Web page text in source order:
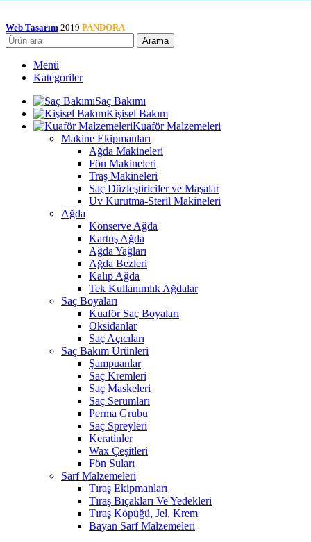
Web Tasarım 2019 PANDORA
Arama
Menü
Kategoriler
Saç Bakımı
Kişisel Bakım
Kuaför Malzemeleri
Makine Ekipmanları
Ağda Makineleri
Fön Makineleri
Traş Makineleri
Saç Düzleştiriciler ve Maşalar
Uv Kurutma-Steril Makineleri
Ağda
Konserve Ağda
Kartuş Ağda
Ağda Yağları
Ağda Bezleri
Kalıp Ağda
Tek Kullanımlık Ağdalar
Saç Boyaları
Kuaför Saç Boyaları
Oksidanlar
Saç Açıcıları
Saç Bakım Ürünleri
Şampuanlar
Saç Kremleri
Saç Maskeleri
Saç Serumları
Perma Grubu
Saç Spreyleri
Keratinler
Wax Çeşitleri
Fön Suları
Sarf Malzemeleri
Tıraş Ekipmanları
Tıraş Bıçakları Ve Yedekleri
Tıraş Köpüğü, Jel, Krem
Bayan Sarf Malzemeleri